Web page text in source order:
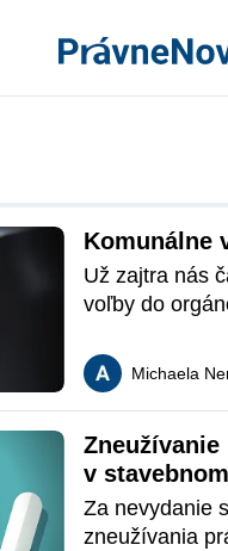
Komunálne
Už zajtra nás
voľby do
nášho
voľbám do
sa pozrieme
Michaela
v
Za nevydanie
zneužívania